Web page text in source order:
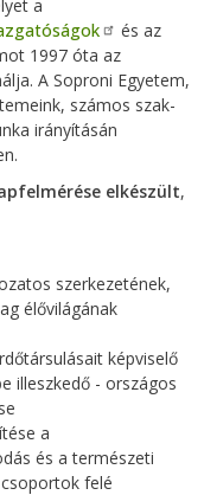
a
és az
1997 óta az
A Soproni Egyetem,
számos szak-
irányításán
elkészült,
szerkezetének,
élővilágának
képviselő
illeszkedő - országos
a
és a természeti
felé